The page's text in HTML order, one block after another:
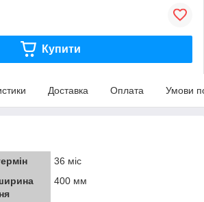
Купити
Доставка Оплата Умови
36 міс
400 мм